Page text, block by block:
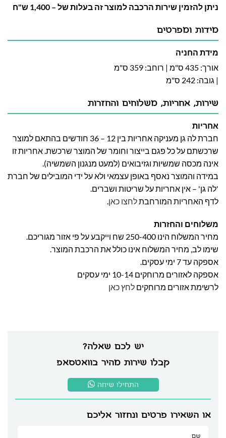
ניתן להזמין שירות הרכבה למוצר זה בעלות של – 1,400 ש"ח
מידות ומפרטים
מידת החניה
אורך: 435 ס"מ | רוחב: 359 ס"מ
| גובה: 242 ס"מ
יש לכם שאלה?
קבלו שירות מהיר בוואטסאפ
התחילו שיחה
או השאירו פרטים ונחזור אליכם
שירות, אחריות, משלוחים והחזרות
אחריות
חברת לה גן מעניקה אחריות בין 12 – 36 חודשים בהתאם למוצר
שרכשתם על כל פגם בייצור וחומר של המוצר שרכשת. אחריות זו
אינה מכסה שמשיות וגזיבואים (למעט מנגנון השמשיה).
במידה והמוצר נאסף באופן עצמאי ולא על ידי המובילים של חברת
'לה גן' – אין אחריות על שריטות ושברים.
לדף האחריות המורחבתלחצו כאן.
משלוחים והחזרות
מחיר המשלוח הינו 250-400 שח וייקבע על פי אזור מגוריכם.
שימו לב, מחיר המשלוח אינו כולל את הרכבת המוצר.
אספקה עד 7 ימי עסקים.
אספקה לאזורים מרוחקים 10-14 ימי עסקים
לרשימת אזורים מרוחקים לחץ כאן